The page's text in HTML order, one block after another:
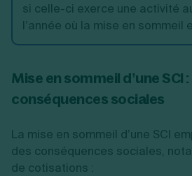
si celle-ci exerce une activité
l’année où la mise en sommeil
Mise en sommeil d’une SCI :
conséquences sociales
La mise en sommeil d’une SCI
des conséquences sociales,
de cotisations :